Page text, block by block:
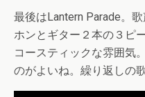
最後はLantern Parade。
ホンとギター２本の３ピ
コースティックな雰囲気
のがよいね。繰り返しの